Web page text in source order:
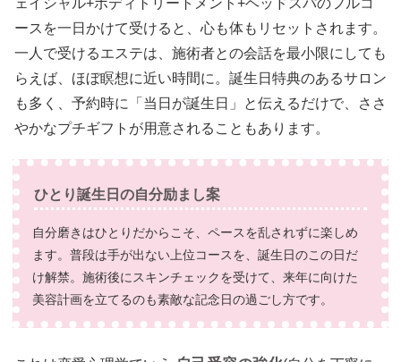
ェイシャル+ボディトリートメント+ヘッドスパのフルコ
ースを一日かけて受けると、心も体もリセットされます。
一人で受けるエステは、施術者との会話を最小限にしても
らえば、ほぼ瞑想に近い時間に。誕生日特典のあるサロン
も多く、予約時に「当日が誕生日」と伝えるだけで、ささ
やかなプチギフトが用意されることもあります。
ひとり誕生日の自分励まし案
自分磨きはひとりだからこそ、ペースを乱されずに楽しめ
ます。普段は手が出ない上位コースを、誕生日のこの日だ
け解禁。施術後にスキンチェックを受けて、来年に向けた
美容計画を立てるのも素敵な記念日の過ごし方です。